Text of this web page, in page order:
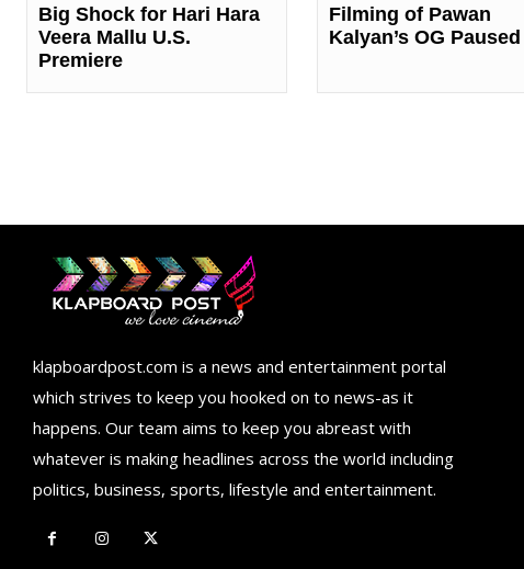
Big Shock for Hari Hara
Veera Mallu U.S.
Premiere
Filming of Pawan
Kalyan’s OG Paused
klapboardpost.com is a news and entertainment portal
which strives to keep you hooked on to news-as it
happens. Our team aims to keep you abreast with
whatever is making headlines across the world including
politics, business, sports, lifestyle and entertainment.